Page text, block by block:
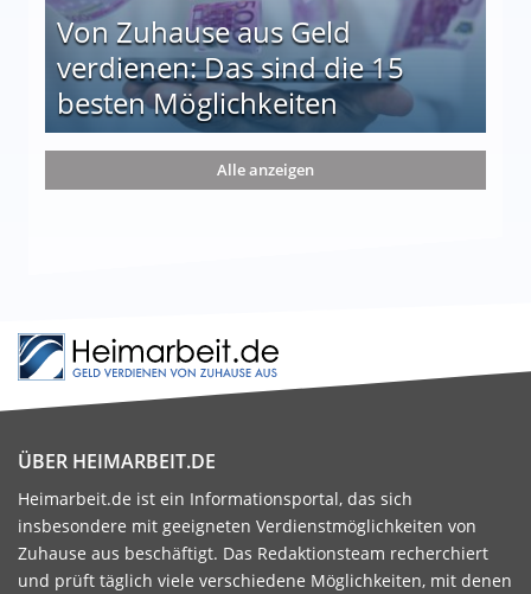
Von Zuhause aus Geld
verdienen: Das sind die 15
besten Möglichkeiten
die 15 besten Möglichkeiten
Alle anzeigen
ÜBER HEIMARBEIT.DE
Heimarbeit.de ist ein Informationsportal, das sich
insbesondere mit geeigneten Verdienstmöglichkeiten von
Zuhause aus beschäftigt. Das Redaktionsteam recherchiert
und prüft täglich viele verschiedene Möglichkeiten, mit denen